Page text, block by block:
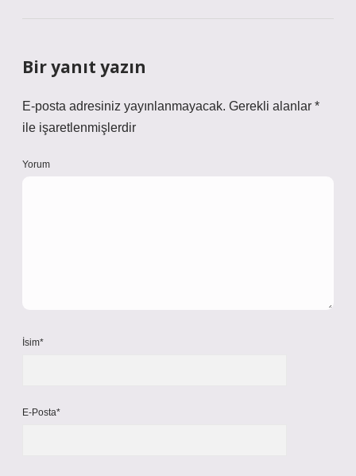
Bir yanıt yazın
E-posta adresiniz yayınlanmayacak. Gerekli alanlar *
ile işaretlenmişlerdir
Yorum
İsim*
E-Posta*